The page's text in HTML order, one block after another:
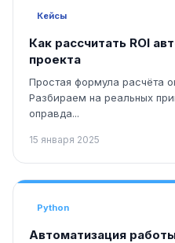
Кейсы
Как рассчитать ROI
проекта
Простая формула расчёта
Разбираем на реальных
оправда...
15 января 2025
Python
Автоматизация